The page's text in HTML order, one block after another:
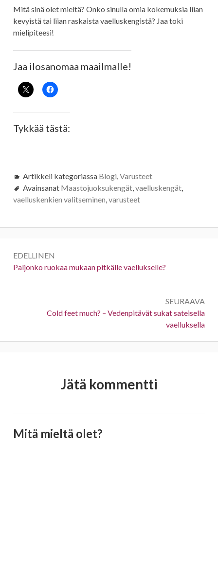
Mitä sinä olet mieltä? Onko sinulla omia kokemuksia liian
kevyistä tai liian raskaista vaelluskengistä? Jaa toki
mielipiteesi!
Jaa ilosanomaa maailmalle!
Tykkää tästä:
Artikkeli kategoriassa Blogi,Varusteet
Avainsanat Maastojuoksukengät,vaelluskengät,
vaelluskenkien valitseminen,varusteet
selaus
EDELLINEN
Edellinen:
Paljonko ruokaa mukaan pitkälle vaellukselle?
SEURAAVA
Seuraava:
Cold feet much? – Vedenpitävät sukat sateisella
vaelluksella
Jätä kommentti
Mitä mieltä olet?